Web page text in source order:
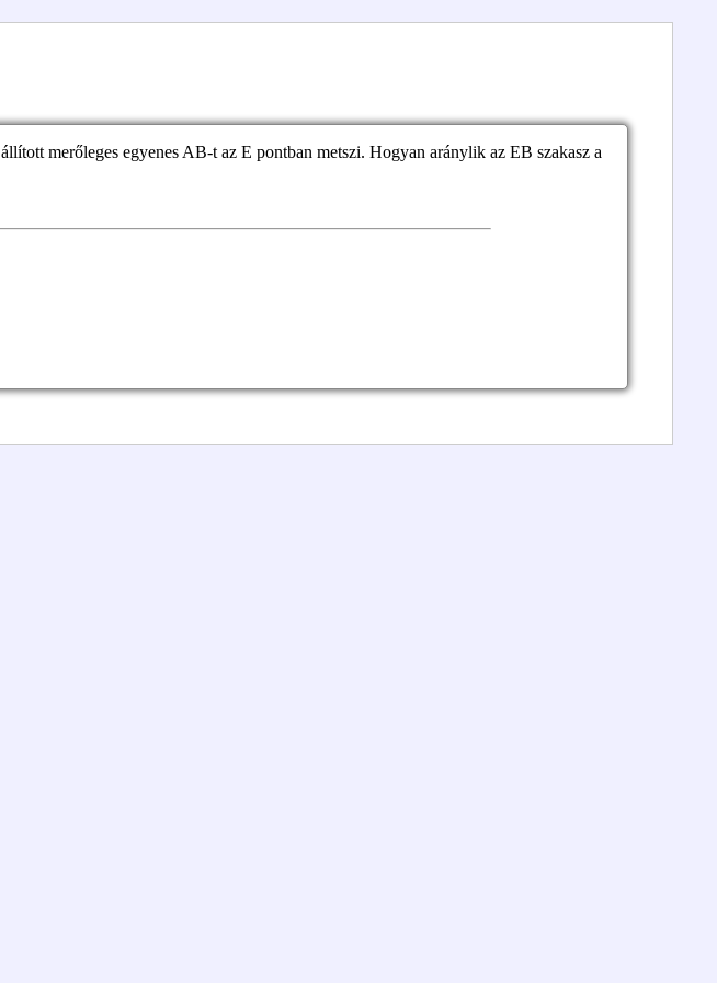
merőleges egyenes AB-t az E pontban metszi. Hogyan aránylik az EB szakasz a